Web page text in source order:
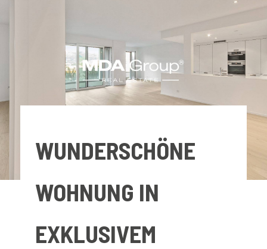
WUNDERSCHÖNE
WOHNUNG IN
EXKLUSIVEM
IMMOBILIEN
KAUFEN
NEUIGKEITEN
UNTERNEHMEN